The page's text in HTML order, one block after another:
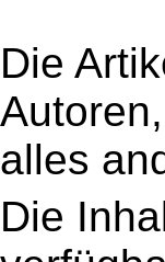
Die
Autoren,
alles
Die